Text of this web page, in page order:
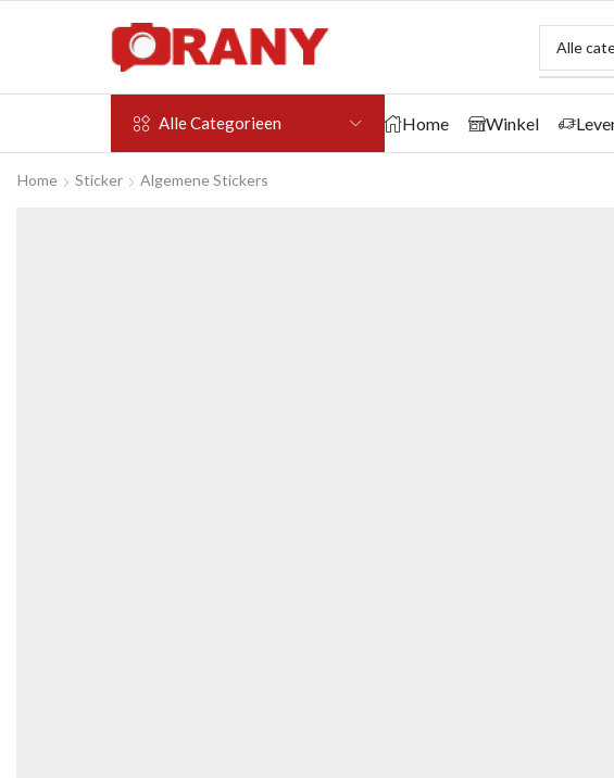
Alle Categorieen Home Winkel
Home Sticker Algemene Stickers